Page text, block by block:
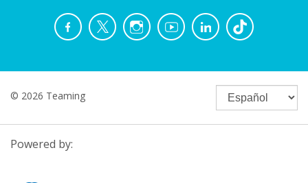
© 2026 Teaming
Powered by: